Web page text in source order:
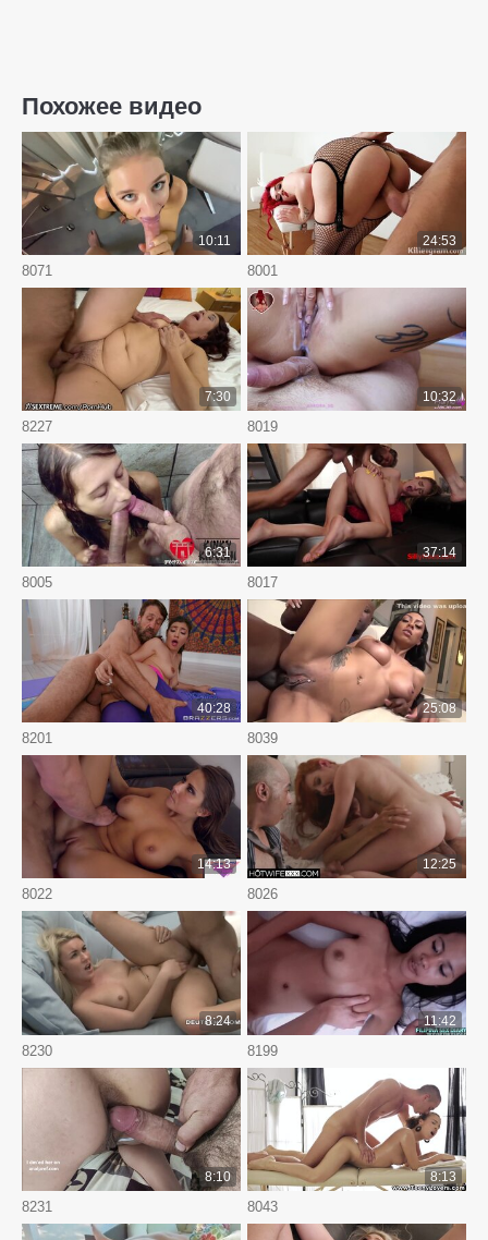
Похожее видео
8071
10:11
8001
24:53
8227
7:30
8019
10:32
8005
6:31
8017
37:14
8201
40:28
8039
25:08
8022
14:13
8026
12:25
8230
8:24
8199
11:42
8231
8:10
8043
8:13